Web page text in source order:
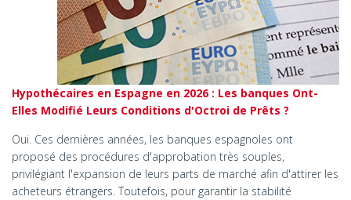
Hypothécaires en Espagne en 2026 : Les banques Ont-
Elles Modifié Leurs Conditions d'Octroi de Prêts ?
Oui. Ces dernières années, les banques espagnoles ont
proposé des procédures d'approbation très souples,
privilégiant l'expansion de leurs parts de marché afin d'attirer les
acheteurs étrangers. Toutefois, pour garantir la stabilité